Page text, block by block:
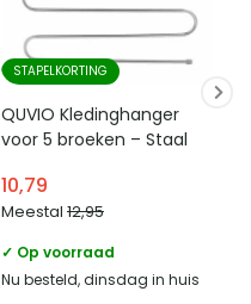
STAPELKORTING
QUVIO Kledinghanger
voor 5 broeken – Staal
10,79
Meestal 12,95
✓ Op voorraad
Nu besteld, dinsdag in huis